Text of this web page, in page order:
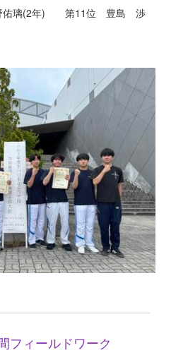
佑璃(2年) 第11位 豊島 渉
フィールドワーク